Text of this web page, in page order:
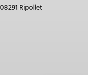
Ripollet